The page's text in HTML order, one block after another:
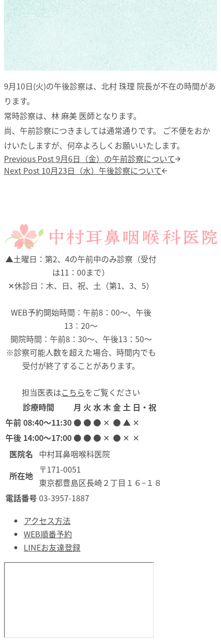
9月10日(火)の午後診察は、北村 珠理 院長が不在の時間があ
ります。
常時診察は、林 麻美 医師となります。
尚、午前診察につきましては通常通りです。 ご不便をおか
けいたしますが、何卒よろしくお願いいたします。
投稿ナビゲーション
Previous PostPrevious post:
9月6日（金）の午前診察について
Next Post Next post:
10月23日（水）午後診察について
診療時間 月 火 水木金土 日・祝
午前08:40〜11:30●●● ✕ ●▲ ✕
午後 14:00〜17:00●●● ✕ ● ✕ ✕
▲土曜日：第2、4の午前中のみ診察（受付
は11：00まで）
✕休診日：木、日、祝、土（第1、3、5）
WEB予約開始時間：午前8：00～、午後
13：20～
開院時間：午前8：30～、午後13：50～
※診察可能人数を超えた場合、時間内でも
受付が終了することがあります。
担当医表はこちらをご覧ください
医院名 中村耳鼻咽喉科医院
所在地
〒171-0051
東京都豊島区長崎２丁目１６−１８
電話番号03-3957-1887
アクセス方法
WEB順番予約
LINEお友達登録